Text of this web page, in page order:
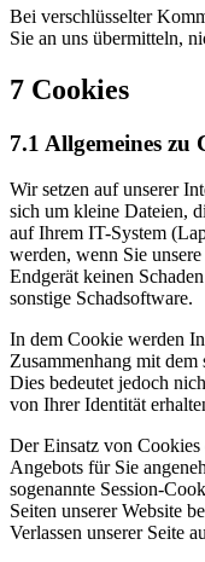
Bei verschlüsselter
Sie an uns übermitteln,
7 Cookies
7.1 Allgemeines zu
Wir setzen auf unserer
sich um kleine Dateien,
auf Ihrem IT-System
werden, wenn Sie
Endgerät keinen
sonstige Schadsoftware.
In dem Cookie werden
Zusammenhang mit dem
Dies bedeutet jedoch
von Ihrer Identität
Der Einsatz von Cookies
Angebots für Sie
sogenannte Session-
Seiten unserer Website
Verlassen unserer Seite